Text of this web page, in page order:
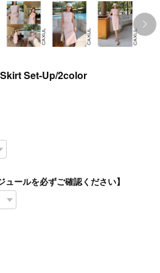
Set-Up/2color
ールを必ずご確認ください】